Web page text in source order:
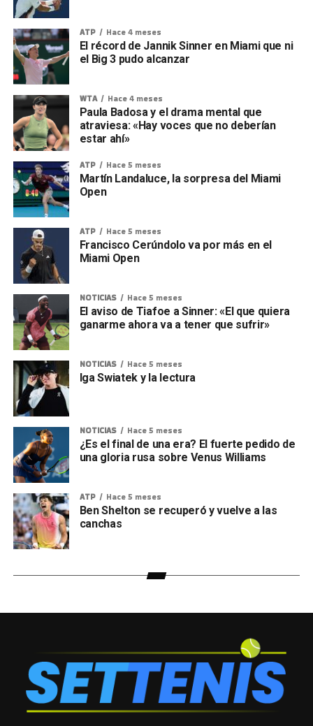
ATP Hace 4 meses
El récord de Jannik Sinner en Miami que ni
el Big 3 pudo alcanzar
WTA Hace 4 meses
Paula Badosa y el drama mental que
atraviesa: «Hay voces que no deberían
estar ahí»
ATP Hace 5 meses
Martín Landaluce, la sorpresa del Miami
Open
ATP Hace 5 meses
Francisco Cerúndolo va por más en el
Miami Open
NOTICIAS Hace 5 meses
El aviso de Tiafoe a Sinner: «El que quiera
ganarme ahora va a tener que sufrir»
NOTICIAS Hace 5 meses
Iga Swiatek y la lectura
NOTICIAS Hace 5 meses
¿Es el final de una era? El fuerte pedido de
una gloria rusa sobre Venus Williams
ATP Hace 5 meses
Ben Shelton se recuperó y vuelve a las
canchas